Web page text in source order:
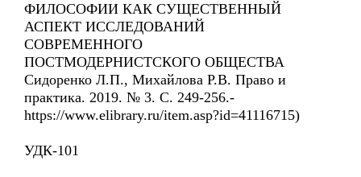
ФИЛОСОФИИ КАК СУЩЕСТВЕННЫЙ
АСПЕКТ ИССЛЕДОВАНИЙ
СОВРЕМЕННОГО
ПОСТМОДЕРНИСТСКОГО ОБЩЕСТВА
Сидоренко Л.П., Михайлова Р.В. Право и
практика. 2019. № 3. С. 249-256.-
https://www.elibrary.ru/item.asp?id=41116715)
УДК-101